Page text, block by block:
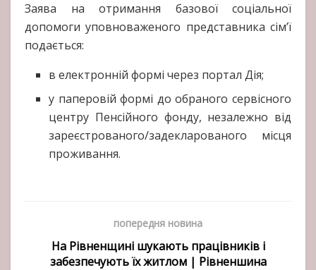
Заява на отримання базової соціальної
допомоги уповноваженого представника сім’ї
подається:
в електронній формі через портал Дія;
у паперовій формі до обраного сервісного
центру Пенсійного фонду, незалежно від
зареєстрованого/задекларованого місця
проживання.
попередня новина
На Рівненщині шукають працівників і
забезпечують їх житлом | Рівненшина